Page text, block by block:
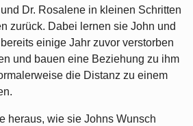
Dr. Rosalene in kleinen Schritten
zurück. Dabei lernen sie John und
einige Jahr zuvor verstorben
und bauen eine Beziehung zu ihm
die Distanz zu einem
heraus, wie sie Johns Wunsch